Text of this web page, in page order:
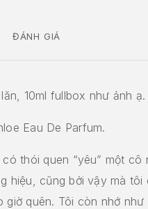
ĐÁNH GIÁ
10ml fullbox như ảnh ạ.
Eau De Parfum.
có thói quen “yêu” một cô
hiệu, cũng bởi vậy mà tôi
giờ quên. Tôi còn nhớ như